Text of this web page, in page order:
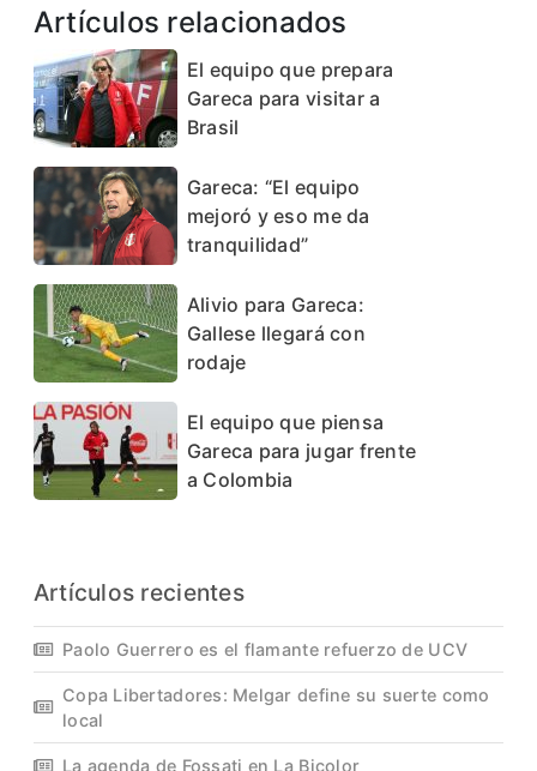
Artículos relacionados
El equipo que prepara
Gareca para visitar a
Brasil
Gareca: “El equipo
mejoró y eso me da
tranquilidad”
Alivio para Gareca:
Gallese llegará con
rodaje
El equipo que piensa
Gareca para jugar frente
a Colombia
Artículos recientes
Paolo Guerrero es el flamante refuerzo de UCV
Copa Libertadores: Melgar define su suerte como
local
La agenda de Fossati en La Bicolor